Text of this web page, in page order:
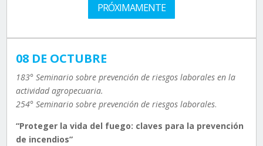
PRÓXIMAMENTE
08 DE OCTUBRE
183° Seminario sobre prevención de riesgos laborales en la
actividad agropecuaria.
254° Seminario sobre prevención de riesgos laborales.
“Proteger la vida del fuego: claves para la prevención
de incendios”